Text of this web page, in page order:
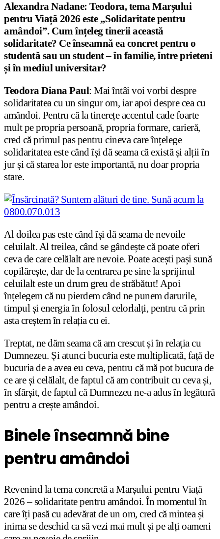
Alexandra Nadane: Teodora, tema Marșului
pentru Viață 2026 este „Solidaritate pentru
amândoi”. Cum înțeleg tinerii această
solidaritate? Ce înseamnă ea concret pentru o
studentă sau un student – în familie, între prieteni
și în mediul universitar?
Teodora Diana Paul: Mai întâi voi vorbi despre
solidaritatea cu un singur om, iar apoi despre cea cu
amândoi. Pentru că la tinerețe accentul cade foarte
mult pe propria persoană, propria formare, carieră,
cred că primul pas pentru cineva care înțelege
solidaritatea este când își dă seama că există și alții în
jur și că starea lor este importantă, nu doar propria
stare.
Al doilea pas este când își dă seama de nevoile
celuilalt. Al treilea, când se gândește că poate oferi
ceva de care celălalt are nevoie. Poate acești pași sună
copilărește, dar de la centrarea pe sine la sprijinul
celuilalt este un drum greu de străbătut! Apoi
înțelegem că nu pierdem când ne punem darurile,
timpul și energia în folosul celorlalți, pentru că prin
asta creștem în relația cu ei.
Treptat, ne dăm seama că am crescut și în relația cu
Dumnezeu. Și atunci bucuria este multiplicată, față de
bucuria de a avea eu ceva, pentru că mă pot bucura de
ce are și celălalt, de faptul că am contribuit cu ceva și,
în sfârșit, de faptul că Dumnezeu ne-a adus în legătură
pentru a crește amândoi.
Binele înseamnă bine
pentru amândoi
Revenind la tema concretă a Marșului pentru Viață
2026 – solidaritate pentru amândoi. În momentul în
care îți pasă cu adevărat de un om, cred că mintea și
inima se deschid ca să vezi mai mult și pe alți oameni